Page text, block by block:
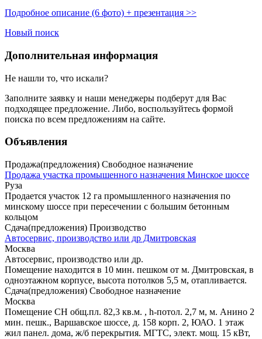
Подробное описание (6 фото) + презентация >>
Новый поиск
Дополнительная информация
Не нашли то, что искали?
Заполните заявку и наши менеджеры подберут для Вас
подходящее предложение. Либо, воспользуйтесь формой
поиска по всем предложениям на сайте.
Объявления
Продажа(предложения) Свободное назначение
Продажа участка промышенного назначения Минское шоссе
Руза
Продается участок 12 га промышленного назначения по
минскому шоссе при пересечении с большим бетонным
кольцом
Сдача(предложения) Производство
Автосервис, производство или др Дмитровская
Москва
Автосервис, производство или др.
Помещение находится в 10 мин. пешком от м. Дмитровская, в
одноэтажном корпусе, высота потолков 5,5 м, отапливается.
Сдача(предложения) Свободное назначение
Москва
Помещение СН общ.пл. 82,3 кв.м. , h-потол. 2,7 м, м. Анино 2
мин. пешк., Варшавское шоссе, д. 158 корп. 2, ЮАО. 1 этаж
жил панел. дома, ж/б перекрытия. МГТС, элект. мощ. 15 кВт,